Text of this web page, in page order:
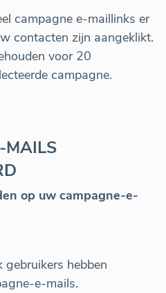
campagne e-maillinks er
contacten zijn aangeklikt.
voor 20
campagne.
MAILS
op uw campagne-e-
hebben
e-mails.